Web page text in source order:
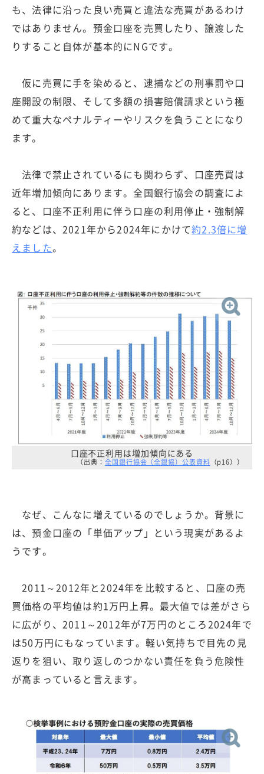
も、法律に沿った良い売買と違法な売買があるわけ
ではありません。預金口座を売買したり、譲渡した
りすること自体が基本的にNGです。
仮に売買に手を染めると、逮捕などの刑事罰や口
座開設の制限、そして多額の損害賠償請求という極
めて重大なペナルティーやリスクを負うことになり
ます。
法律で禁止されているにも関わらず、口座売買は
近年増加傾向にあります。全国銀行協会の調査によ
ると、口座不正利用に伴う口座の利用停止・強制解
約などは、2021年から2024年にかけて約2.3倍に増
えました。
口座不正利用は増加傾向にある
（出典：全国銀行協会（全銀協）公表資料 （p16））
なぜ、こんなに増えているのでしょうか。背景に
は、預金口座の「単価アップ」という現実があるよ
うです。
2011～2012年と2024年を比較すると、口座の売
買価格の平均値は約1万円上昇。最大値では差がさら
に広がり、2011～2012年が7万円のところ2024年で
は50万円にもなっています。軽い気持ちで目先の見
返りを狙い、取り返しのつかない責任を負う危険性
が高まっていると言えます。